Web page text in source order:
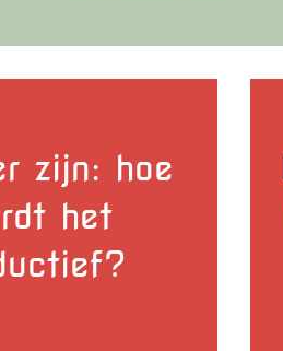
zijn: hoe
het